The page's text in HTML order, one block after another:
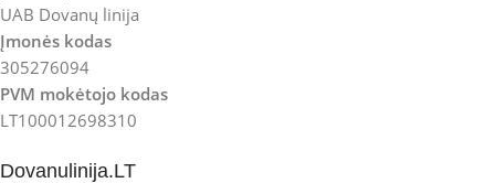
UAB Dovanų linija
Įmonės kodas
305276094
PVM mokėtojo kodas
LT100012698310
Dovanulinija.LT